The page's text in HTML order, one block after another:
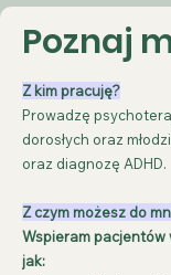
Poznaj
Z kim pracuję?
Prowadzę
dorosłych oraz
oraz diagnozę ADHD.
Z czym możesz do
Wspieram
jak: